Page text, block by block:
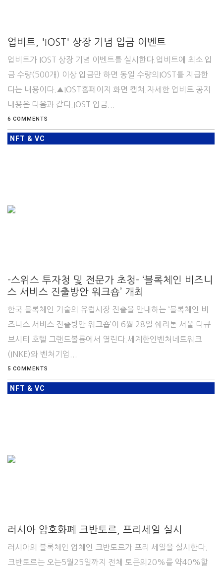
업비트, 'IOST' 상장 기념 입금 이벤트
업비트가 IOST 상장 기념 이벤트를 실시한다.업비트에 최소 입
금 수량(500개) 이상 입금만 하면 동일 수량의IOST를 지급한
다는 내용이다.▲IOST홈페이지 화면 캡쳐.자세한 업비트 공지
내용은 다음과 같다.IOST 입금...
6 COMMENTS
NFT & VC
-스위스 투자청 및 전문가 초청- ‘블록체인 비즈니
스 서비스 진출방안 워크숍’ 개최
한국 블록체인 기술의 유럽시장 진출을 안내하는 ‘블록체인 비
즈니스 서비스 진출방안 워크숍’이 6월 28일 쉐라톤 서울 다큐
브시티 호텔 그랜드볼륨에서 열린다.세계한인벤처네트워크
(INKE)와 벤처기업...
5 COMMENTS
NFT & VC
러시아 암호화폐 크반토르, 프리세일 실시
러시아의 블록체인 업체인 크반토르가 프리 세일을 실시한다.
크반토르는 오는5월25일까지 전체 토큰의20%를 약40%할